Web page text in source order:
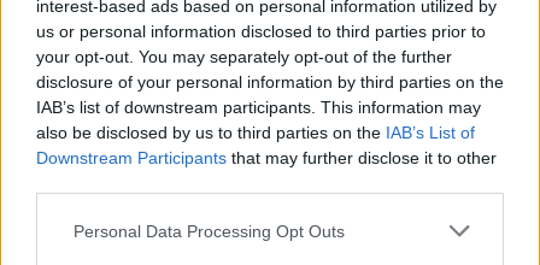
interest-based ads based on personal information utilized by
us or personal information disclosed to third parties prior to
your opt-out. You may separately opt-out of the further
disclosure of your personal information by third parties on the
IAB’s list of downstream participants. This information may
also be disclosed by us to third parties on the IAB’s List of
Downstream Participants that may further disclose it to other
Personal Data Processing Opt Outs
emiliee2
(před 3 lety)